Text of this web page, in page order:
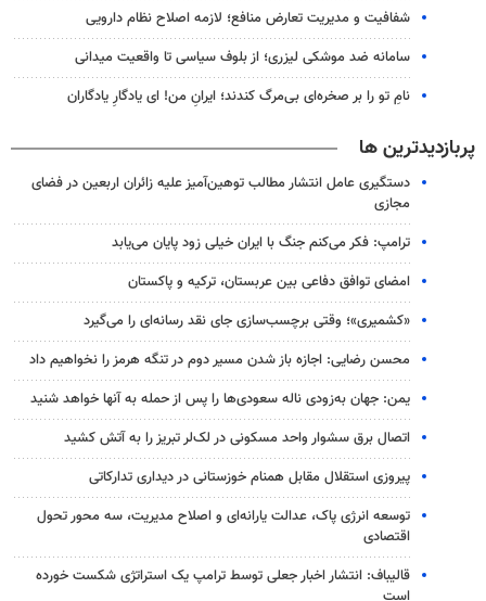
شفافیت و مدیریت تعارض منافع؛ لازمه اصلاح نظام دارویی
سامانه ضد موشکی لیزری؛ از بلوف سیاسی تا واقعیت میدانی
نامِ تو را بر صخره‌ای بی‌مرگ کندند؛ ایرانِ من! ای یادگارِ یادگاران
پربازدیدترین ها
دستگیری عامل انتشار مطالب توهین‌آمیز علیه زائران اربعین در فضای
مجازی
ترامپ: فکر می‌کنم جنگ با ایران خیلی زود پایان می‌یابد
امضای توافق دفاعی بین عربستان، ترکیه و پاکستان
«کشمیری»؛ وقتی برچسب‌سازی جای نقد رسانه‌ای را می‌گیرد
محسن رضایی: اجازه باز شدن مسیر دوم در تنگه هرمز را نخواهیم داد
یمن: جهان به‌زودی ناله سعودی‌ها را پس از حمله به آنها خواهد شنید
اتصال برق سشوار واحد مسکونی در لک‌لر تبریز را به آتش کشید
پیروزی استقلال مقابل همنام خوزستانی در دیداری تدارکاتی
توسعه انرژی پاک، عدالت یارانه‌ای و اصلاح مدیریت، سه محور تحول
اقتصادی
قالیباف: انتشار اخبار جعلی توسط ترامپ یک استراتژی شکست خورده
است